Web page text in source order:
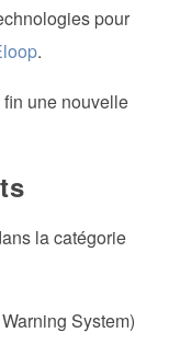
pour
.
une nouvelle
la catégorie
System)